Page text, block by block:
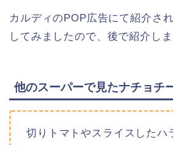
カルディのPOP広告にて紹介さ
してみましたので、後で紹介し
他のスーパーで見たナチョチ
切りトマトやスライスしたハ